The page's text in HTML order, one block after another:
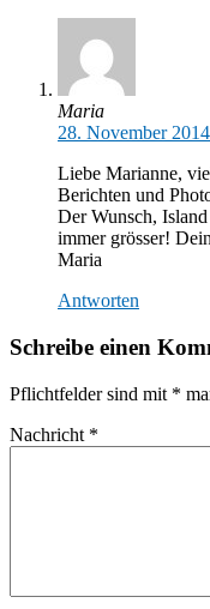
Maria
28. November
Liebe Marianne,
Berichten und
Der Wunsch,
immer grösser!
Maria
Antworten
Schreibe einen
Pflichtfelder sind mit *
Nachricht *